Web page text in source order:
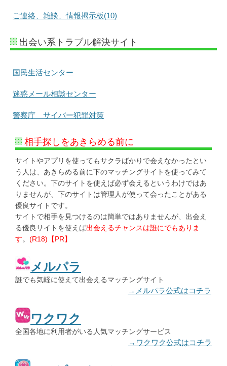
ご連絡、雑談、情報掲示板(10)
出会い系トラブル解決サイト
国民生活センター
迷惑メール相談センター
警察庁 サイバー犯罪対策
相手探しをあきらめる前に
サイトやアプリを使ってもサクラばかりで会えなかったとい
う人は、あきらめる前に下のマッチングサイトを使ってみて
ください。下のサイトを使えば必ず会えるというわけではあ
りませんが、下のサイトは管理人が使って会ったことがある
優良サイトです。
サイトで相手を見つけるのは簡単ではありませんが、出会え
る優良サイトを使えば出会えるチャンスは誰にでもありま
す。 (R18)【PR】
メルパラ
誰でも気軽に使えて出会えるマッチングサイト
→メルパラ公式はコチラ
ワクワク
全国各地に利用者がいる人気マッチングサービス
→ワクワク公式はコチラ